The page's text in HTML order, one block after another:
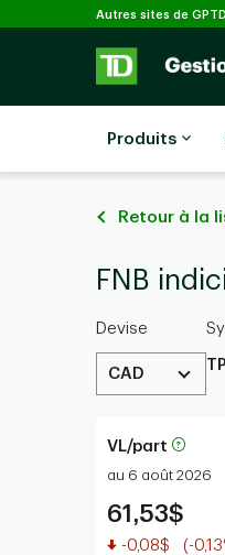
Passer au contenu principal
Autres sites de GPTD
Produits
Retour à la
FNB
Devise
CAD
VL/part
au 6 août 2026
61,53$
Valeur réduite
-0,08$ (-